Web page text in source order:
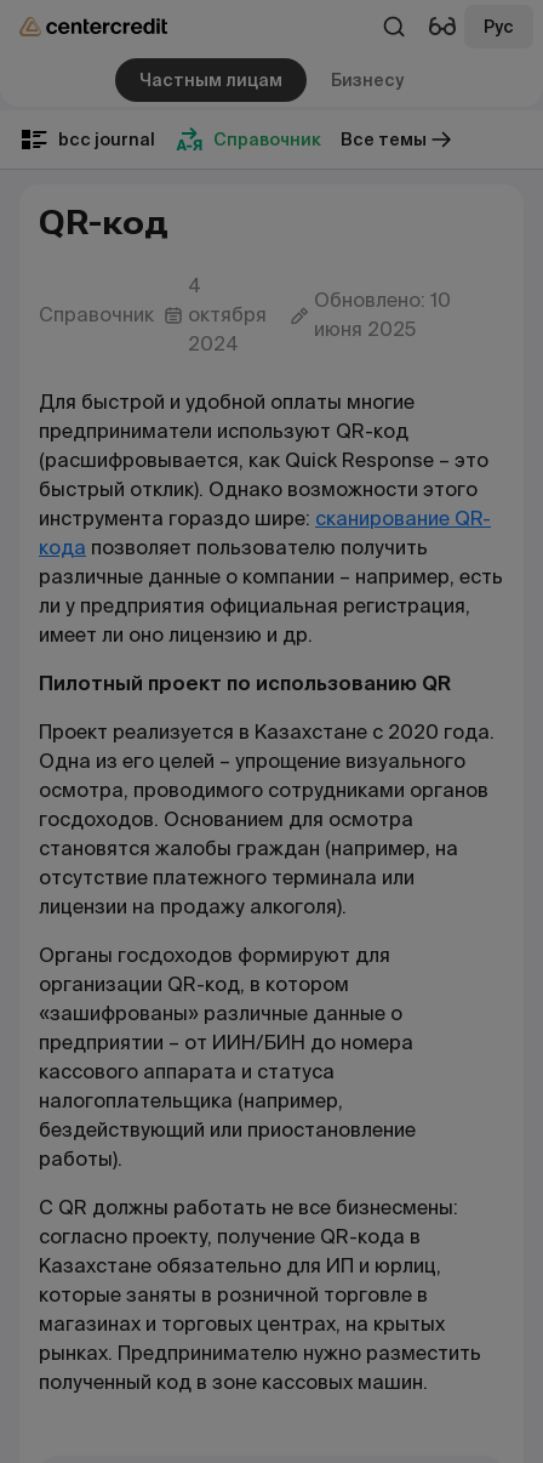
Рус
Частным лицам Бизнесу
bcc journal Справочник Все темы
QR-код
Справочник
4
октября
2024
Обновлено: 10
июня 2025
Для быстрой и удобной оплаты многие
предприниматели используют QR-код
(расшифровывается, как Quick Response – это
быстрый отклик). Однако возможности этого
инструмента гораздо шире: сканирование QR-
кода позволяет пользователю получить
различные данные о компании – например, есть
ли у предприятия официальная регистрация,
имеет ли оно лицензию и др.
Пилотный проект по использованию QR
Проект реализуется в Казахстане с 2020 года.
Одна из его целей – упрощение визуального
осмотра, проводимого сотрудниками органов
госдоходов. Основанием для осмотра
становятся жалобы граждан (например, на
отсутствие платежного терминала или
лицензии на продажу алкоголя).
Органы госдоходов формируют для
организации QR-код, в котором
«зашифрованы» различные данные о
предприятии – от ИИН/БИН до номера
кассового аппарата и статуса
налогоплательщика (например,
бездействующий или приостановление
работы).
С QR должны работать не все бизнесмены:
согласно проекту, получение QR-кода в
Казахстане обязательно для ИП и юрлиц,
которые заняты в розничной торговле в
магазинах и торговых центрах, на крытых
рынках. Предпринимателю нужно разместить
полученный код в зоне кассовых машин.